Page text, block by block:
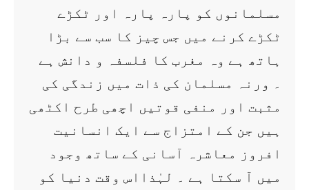
مسلمانوں کو پارہ پارہ اور ٹکڑے
ٹکڑے کرنے میں جس چیز کا سب سے بڑا
ہاتھ ہے وہ مغرب کا فلسفہ و دانش ہے
۔ ورنہ مسلمان کی ذات میں زندگی کی
مثبت اور منفی قوتیں اچھی طرح اکٹھی
ہیں جن کے امتزاج سے ایک انسانیت
افروز معاشرہ آسانی کے ساتھ وجود
میں آ سکتا ہے ۔ لہٰذااس وقت دنیا کو